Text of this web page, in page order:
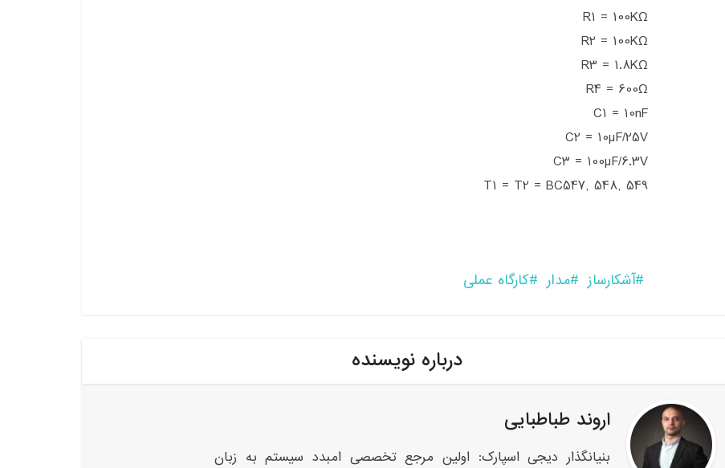
R1 = 100KΩ
R2 = 100KΩ
R3 = 1.8KΩ
R4 = 600Ω
C1 = 10nF
C2 = 10µF/25V
C3 = 100µF/6.3V
T1 = T2 = BC547, 548, 549
آشکارساز مدار کارگاه عملی
درباره نویسنده
اروند طباطبایی
بنیانگذار دیجی اسپارک: اولین مرجع تخصصی امبدد سیستم به زبان